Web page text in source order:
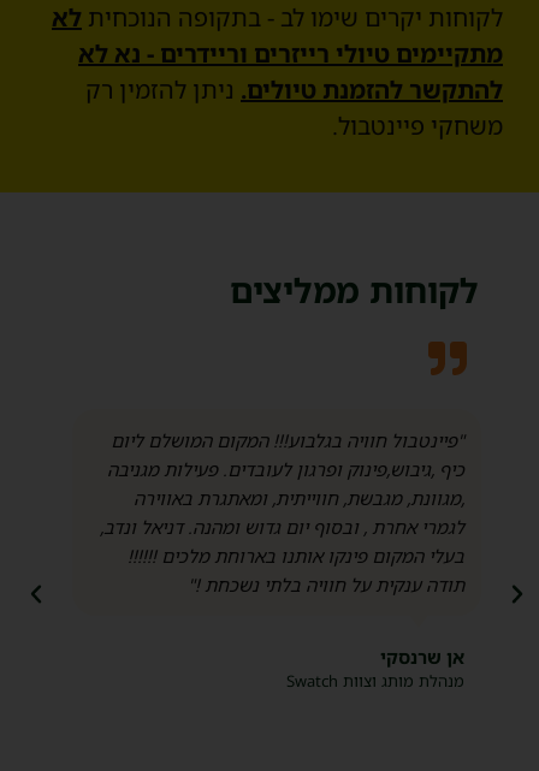
לקוחות יקרים שימו לב - בתקופה הנוכחית לא
מתקיימים טיולי רייזרים וריידרים - נא לא
להתקשר להזמנת טיולים. ניתן להזמין רק
משחקי פיינטבול.
לקוחות ממליצים
"פיינטבול חוויה בגלבוע!!! המקום המושלם ליום
כיף ,גיבוש,פינוק ופרגון לעובדים. פעילות מגניבה
,מגוונת, מגבשת, חווייתית, ומאתגרת באווירה
לגמרי אחרת , ובסוף יום גדוש ומהנה. דניאל ונדב,
בעלי המקום פינקו אותנו בארוחת מלכים !!!!!!
תודה ענקית על חוויה בלתי נשכחת !"
אן שרנסקי
מנהלת מותג וצוות Swatch